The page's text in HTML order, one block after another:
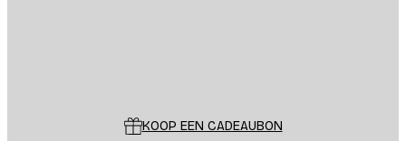
KOOP EEN CADEAUBON